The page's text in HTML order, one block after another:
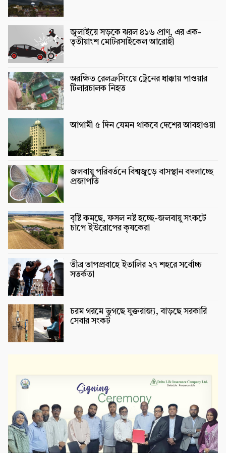
জুলাইয়ে সড়কে ঝরল ৪১৬ প্রাণ, এর এক-
তৃতীয়াংশ মোটরসাইকেল আরোহী
অরক্ষিত রেলক্রসিংয়ে ট্রেনের ধাক্কায় পাওয়ার
টিলারচালক নিহত
আগামী ৫ দিন যেমন থাকবে দেশের আবহাওয়া
জলবায়ু পরিবর্তনে বিশ্বজুড়ে বাসস্থান বদলাচ্ছে
প্রজাপতি
বৃষ্টি কমছে, ফসল নষ্ট হচ্ছে-জলবায়ু সংকটে
চাপে ইউরোপের কৃষকেরা
তীব্র তাপপ্রবাহে ইতালির ২৭ শহরে সর্বোচ্চ
সতর্কতা
চরম গরমে ভুগছে যুক্তরাজ্য, বাড়ছে সরকারি
সেবার সংকট